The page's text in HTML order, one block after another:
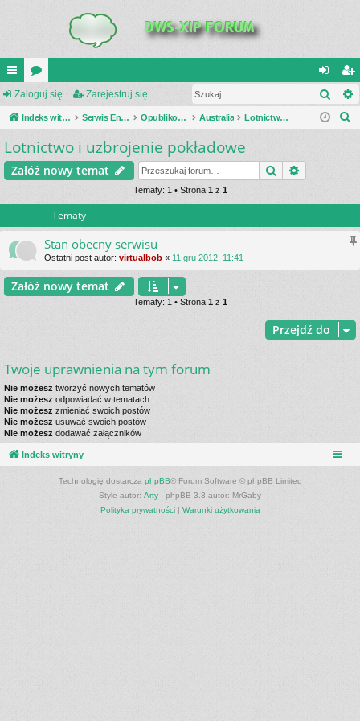
UI
C
K
_L
or
a
al
og
ar
ej
ę
Zaloguj się Zarejestruj się
Indeks witryny Serwis Encyklopedia Uzbrojenia Opublikowane zestawienia Australia Lotnictwo i uzbrojenie pokładowe
j
Lotnictwo i uzbrojenie pokładowe
Załóż nowy temat Szukaj
Tematy: 1 • Strona 1 z 1
Tematy
Stan obecny serwisu
Ostatni post autor: virtualbob « 11 gru 2012, 11:41
Załóż nowy temat
Tematy: 1 • Strona 1 z 1
Przejdź do
Twoje uprawnienia na tym forum
Nie możesz tworzyć nowych tematów
Nie możesz odpowiadać w tematach
Nie możesz zmieniać swoich postów
Nie możesz usuwać swoich postów
Nie możesz dodawać załączników
Indeks witryny
Technologię dostarcza phpBB® Forum Software © phpBB Limited
Style autor: Arty - phpBB 3.3 autor: MrGaby
Polityka prywatności| Warunki użytkowania